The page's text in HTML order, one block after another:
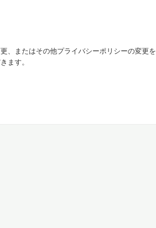
、またはその他プライバシーポリシーの変更を
ます。